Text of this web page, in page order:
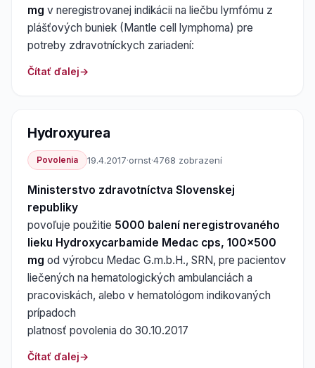
mg v neregistrovanej indikácii na liečbu lymfómu z
plášťových buniek (Mantle cell lymphoma) pre
potreby zdravotníckych zariadení:
Čítať ďalej
Hydroxyurea
Povolenia 19.4.2017·ornst·4768 zobrazení
Ministerstvo zdravotníctva Slovenskej
republiky
povoľuje použitie 5000 balení neregistrovaného
lieku Hydroxycarbamide Medac cps, 100x500
mg od výrobcu Medac G.m.b.H., SRN, pre pacientov
liečených na hematologických ambulanciách a
pracoviskách, alebo v hematológom indikovaných
prípadoch
platnosť povolenia do 30.10.2017
Čítať ďalej